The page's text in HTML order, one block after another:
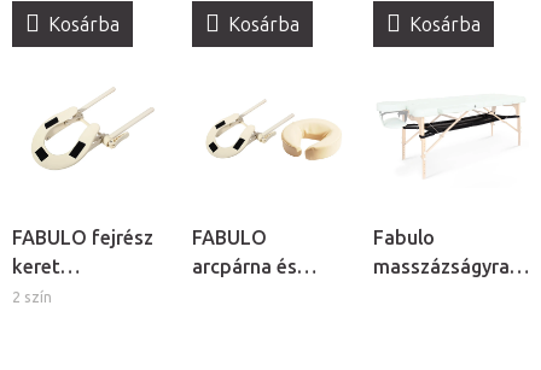
Kosárba
Kosárba
Kosárba
FABULO fejrész
keret
masszázságyhoz
2 szín
FABULO
arcpárna és
Fabulo
masszázságyra